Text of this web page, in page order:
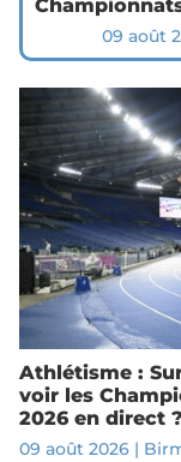
09 août
Athlétisme :
voir les
2026 en direct ?
09 août 2026|